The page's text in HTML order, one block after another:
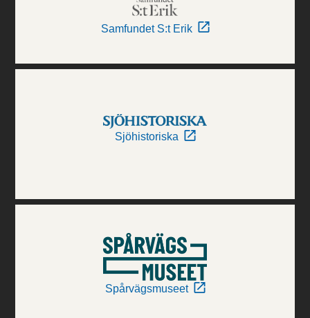
Samfundet S:t Erik
Sjöhistoriska
Spårvägsmuseet